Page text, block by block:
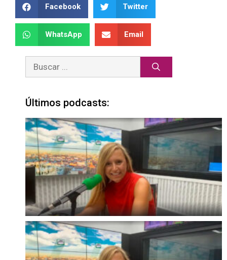
Facebook Twitter
WhatsApp Email
Últimos podcasts: